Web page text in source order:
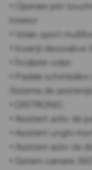
• Operare prin
Interior
• Volan sport
• Inserții decorative
• Încălzire volan
• Padele
Sisteme de asistență
• DISTRONIC
• Asistent activ de
• Asistent unghi mort
• Asistent activ de
• Sistem camere